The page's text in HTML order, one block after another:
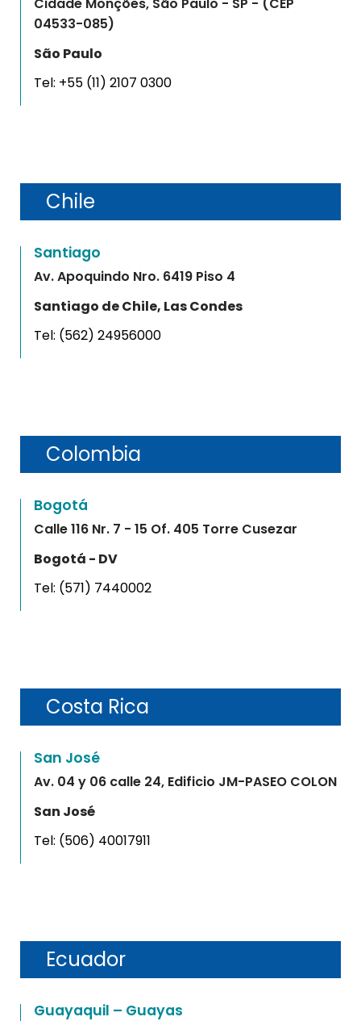
04533-085)
São Paulo
Tel: +55 (11) 2107 0300
Chile
Santiago
Av. Apoquindo Nro. 6419 Piso 4
Santiago de Chile, Las Condes
Tel: (562) 24956000
Colombia
Bogotá
Calle 116 Nr. 7 - 15 Of. 405 Torre Cusezar
Bogotá - DV
Tel: (571) 7440002
Costa Rica
San José
Av. 04 y 06 calle 24, Edificio JM-PASEO COLON
San José
Tel: (506) 40017911
Ecuador
Guayaquil – Guayas